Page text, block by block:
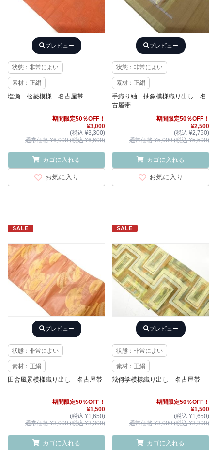
プレビュー
状態：非常によい
素材：正絹
塩瀬 松菱模様 名古屋帯
期間限定50％OFF！
¥3,000
(税込 ¥3,300)
通常価格 ¥6,000 (税込 ¥6,600)
カゴに入れる
お気に入り
プレビュー
状態：非常によい
素材：正絹
手織り紬 抽象模様織り出し 名
古屋帯
期間限定50％OFF！
¥2,500
(税込 ¥2,750)
通常価格 ¥5,000 (税込 ¥5,500)
カゴに入れる
お気に入り
SALE
プレビュー
状態：非常によい
素材：正絹
田舎風景模様織り出し 名古屋帯
期間限定50％OFF！
¥1,500
(税込 ¥1,650)
通常価格 ¥3,000 (税込 ¥3,300)
カゴに入れる
SALE
プレビュー
状態：非常によい
素材：正絹
幾何学模様織り出し 名古屋帯
期間限定50％OFF！
¥1,500
(税込 ¥1,650)
通常価格 ¥3,000 (税込 ¥3,300)
カゴに入れる